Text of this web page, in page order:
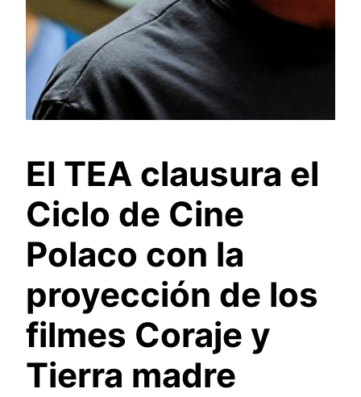
El TEA clausura el
Ciclo de Cine
Polaco con la
proyección de los
filmes Coraje y
Tierra madre